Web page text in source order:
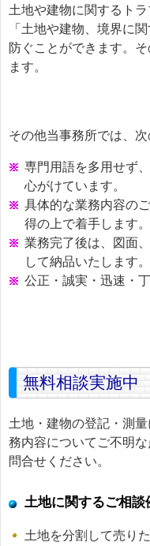
土地や建物に関するト
「土地や建物、境界に
防ぐことができます。
ます。
その他当事務所では、
専門用語を多用せず
心がけています。
具体的な業務内容の
得の上で着手します。
業務完了後は、図面
して納品いたします。
公正・誠実・迅速・
無料相談実施中
土地・建物の登記・測
務内容についてご不明
問合せください。
土地に関するご相談
土地を分割して売り